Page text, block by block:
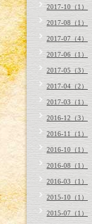
2017-10（1）
2017-08（1）
2017-07（4）
2017-06（1）
2017-05（3）
2017-04（2）
2017-03（1）
2016-12（3）
2016-11（1）
2016-10（1）
2016-08（1）
2016-03（1）
2015-10（1）
2015-07（1）